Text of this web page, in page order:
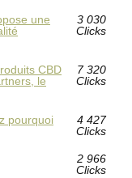
une
3 030
Clicks
CBD
le
7 320
Clicks
pourquoi
4 427
Clicks
2 966
Clicks